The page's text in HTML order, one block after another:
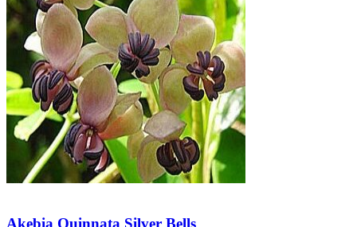
Akebia Quinnata Silver Bells